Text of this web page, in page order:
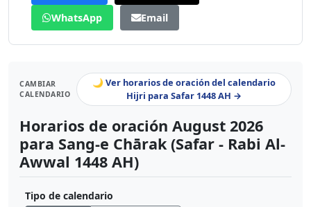
WhatsApp
Email
CAMBIAR
CALENDARIO
🌙 Ver horarios de oración del calendario
Hijri para Safar 1448 AH →
Horarios de oración August 2026
para Sang-e Chārak (Safar - Rabi Al-
Awwal 1448 AH)
Tipo de calendario